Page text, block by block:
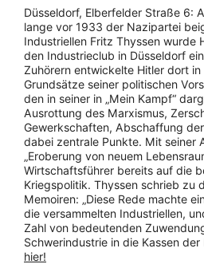
Düsseldorf, Elberfelder Straße 6:
lange vor 1933 der Nazipartei
Industriellen Fritz Thyssen wurde
den Industrieclub in Düsseldorf
Zuhörern entwickelte Hitler dort in
Grundsätze seiner politischen
den in seiner in „Mein Kampf“
Ausrottung des Marxismus,
Gewerkschaften, Abschaffung
dabei zentrale Punkte. Mit seiner
„Eroberung von neuem
Wirtschaftsführer bereits auf die
Kriegspolitik. Thyssen schrieb zu
Memoiren: „Diese Rede machte
die versammelten Industriellen,
Zahl von bedeutenden
Schwerindustrie in die Kassen der
hier!